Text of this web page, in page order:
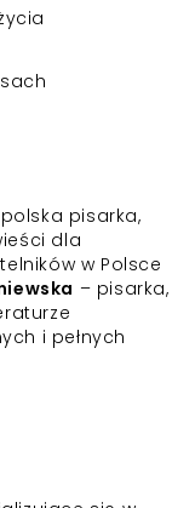
pisarka,
dla
w Polsce
– pisarka,
i pełnych